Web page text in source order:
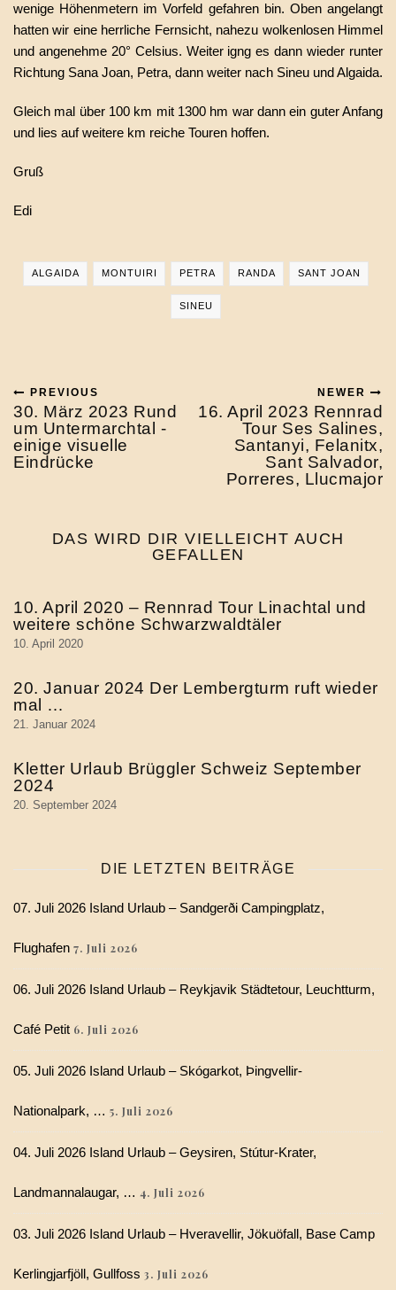
wenige Höhenmetern im Vorfeld gefahren bin. Oben angelangt
hatten wir eine herrliche Fernsicht, nahezu wolkenlosen Himmel
und angenehme 20° Celsius. Weiter igng es dann wieder runter
Richtung Sana Joan, Petra, dann weiter nach Sineu und Algaida.
Gleich mal über 100 km mit 1300 hm war dann ein guter Anfang
und lies auf weitere km reiche Touren hoffen.
Gruß
Edi
ALGAIDA MONTUIRI PETRA RANDA SANT JOAN
SINEU
PREVIOUS
30. März 2023 Rund
um Untermarchtal -
einige visuelle
Eindrücke
NEWER
16. April 2023 Rennrad
Tour Ses Salines,
Santanyi, Felanitx,
Sant Salvador,
Porreres, Llucmajor
DAS WIRD DIR VIELLEICHT AUCH
GEFALLEN
10. April 2020 – Rennrad Tour Linachtal und
weitere schöne Schwarzwaldtäler
10. April 2020
20. Januar 2024 Der Lembergturm ruft wieder
mal …
21. Januar 2024
Kletter Urlaub Brüggler Schweiz September
2024
20. September 2024
DIE LETZTEN BEITRÄGE
07. Juli 2026 Island Urlaub – Sandgerði Campingplatz,
Flughafen 7. Juli 2026
06. Juli 2026 Island Urlaub – Reykjavik Städtetour, Leuchtturm,
Café Petit 6. Juli 2026
05. Juli 2026 Island Urlaub – Skógarkot, Þingvellir-
Nationalpark, … 5. Juli 2026
04. Juli 2026 Island Urlaub – Geysiren, Stútur-Krater,
Landmannalaugar, … 4. Juli 2026
03. Juli 2026 Island Urlaub – Hveravellir, Jökuöfall, Base Camp
Kerlingjarfjöll, Gullfoss 3. Juli 2026